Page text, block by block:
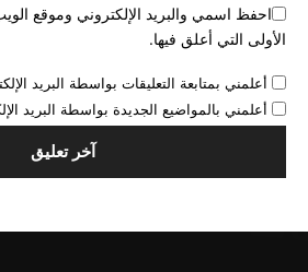
احفظ اسمي والبريد الإلكتروني وموقع
الأولى التي أعلق فيها.
أعلمني بمتابعة التعليقات بواسطة البريد
أعلمني بالمواضيع الجديدة بواسطة البريد